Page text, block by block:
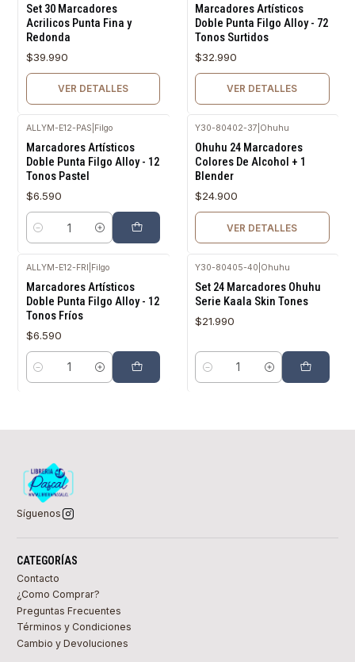
Set 30 Marcadores
Acrilicos Punta Fina y
Redonda
$39.990
VER DETALLES
Marcadores Artísticos
Doble Punta Filgo Alloy - 72
Tonos Surtidos
$32.990
VER DETALLES
ALLYM-E12-PAS Filgo
Marcadores Artísticos
Doble Punta Filgo Alloy - 12
Tonos Pastel
$6.590
Cantidad
Y30-80402-37 Ohuhu
Ohuhu 24 Marcadores
Colores De Alcohol + 1
Blender
$24.900
VER DETALLES
ALLYM-E12-FRI Filgo
Marcadores Artísticos
Doble Punta Filgo Alloy - 12
Tonos Fríos
$6.590
Cantidad
Y30-80405-40 Ohuhu
Set 24 Marcadores Ohuhu
Serie Kaala Skin Tones
$21.990
Cantidad
Síguenos
CATEGORÍAS
Contacto
¿Como Comprar?
Preguntas Frecuentes
Términos y Condiciones
Cambio y Devoluciones